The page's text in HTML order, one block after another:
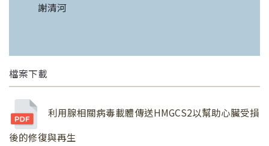
謝清河
檔案下載
利用腺相關病毒載體傳送HMGCS2以幫助心臟受損
後的修復與再生